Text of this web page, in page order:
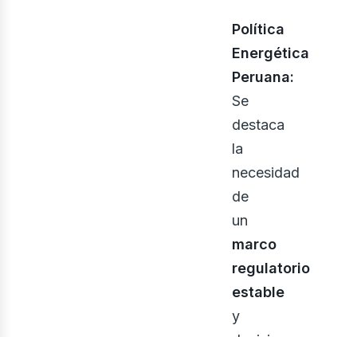
Política
Energética
Peruana:
Se
destaca
la
necesidad
de
un
marco
regulatorio
estable
y